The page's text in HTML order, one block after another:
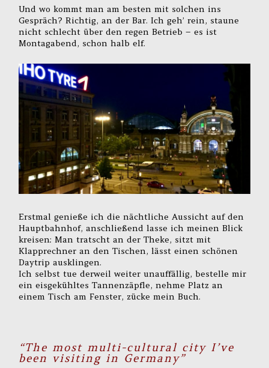
Und wo kommt man am besten mit solchen ins
Gespräch? Richtig, an der Bar. Ich geh’ rein, staune
nicht schlecht über den regen Betrieb – es ist
Montagabend, schon halb elf.
Erstmal genieße ich die nächtliche Aussicht auf den
Hauptbahnhof, anschließend lasse ich meinen Blick
kreisen: Man tratscht an der Theke, sitzt mit
Klapprechner an den Tischen, lässt einen schönen
Daytrip ausklingen.
Ich selbst tue derweil weiter unauffällig, bestelle mir
ein eisgekühltes Tannenzäpfle, nehme Platz an
einem Tisch am Fenster, zücke mein Buch.
“The most multi-cultural city I’ve
been visiting in Germany”